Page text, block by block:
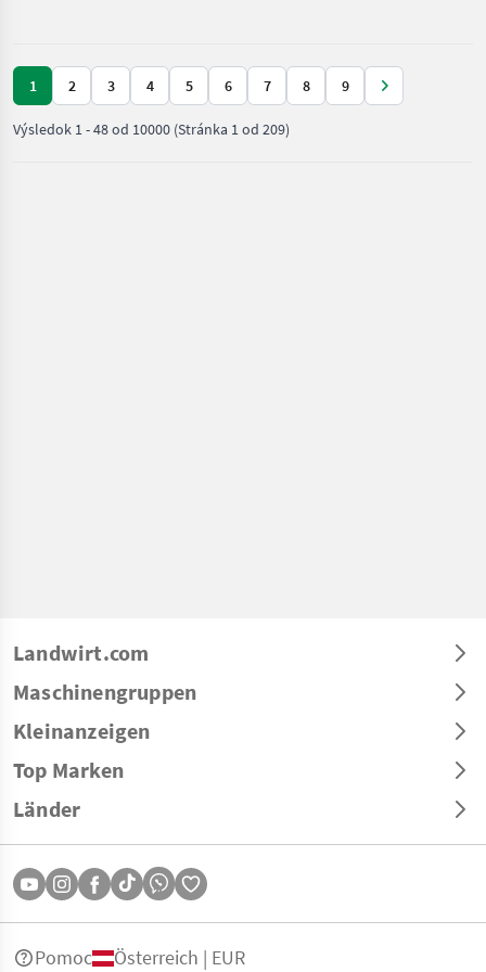
Valtra
1 2 3 4 5 6 7 8 9
Výsledok 1-48od 10000 (Stránka 1 od 209)
Landwirt.com
Maschinengruppen
Kleinanzeigen
Top Marken
Länder
Pomoc Österreich | EUR